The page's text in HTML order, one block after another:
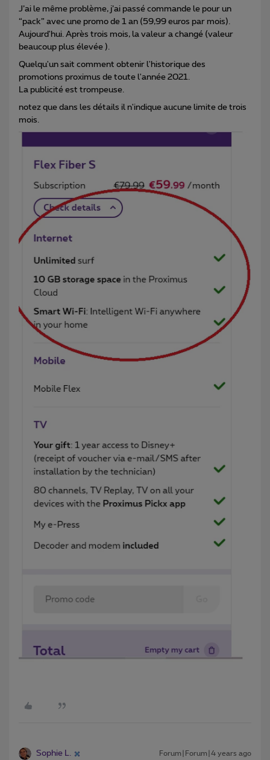
J’ai le même problème, j’ai passé commande le pour un
“pack” avec une promo de 1 an (59,99 euros par mois).
Aujourd'hui. Après trois mois, la valeur a changé (valeur
beaucoup plus élevée ).
Quelqu'un sait comment obtenir l'historique des
promotions proximus de toute l'année 2021.
La publicité est trompeuse.
notez que dans les détails il n'indique aucune limite de trois
mois.
Sophie L. Forum|Forum|4 years ago